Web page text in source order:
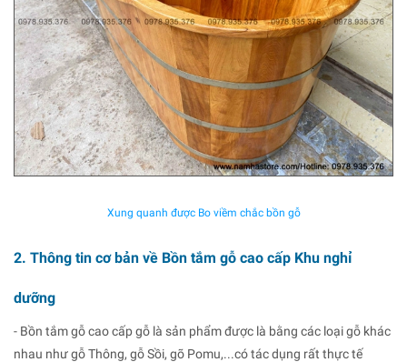
Xung quanh được Bo viềm chắc bồn gỗ
2. Thông tin cơ bản về Bồn tắm gỗ cao cấp Khu nghỉ
dưỡng
- Bồn tắm gỗ cao cấp gỗ là sản phẩm được là bằng các loại gỗ khác
nhau như gỗ Thông, gỗ Sồi, gõ Pomu,...có tác dụng rất thực tế